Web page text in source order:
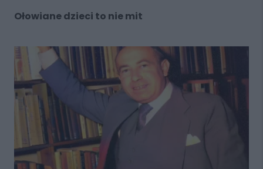
Ołowiane dzieci to nie mit